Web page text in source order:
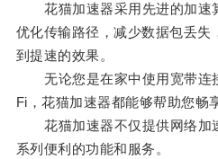
花猫加速器采用先进的加速
优化传输路径，减少数据包丢失
到提速的效果。
无论您是在家中使用宽带连
Fi，花猫加速器都能够帮助您畅
花猫加速器不仅提供网络加
系列便利的功能和服务。